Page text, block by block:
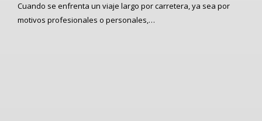
Cuando se enfrenta un viaje largo por carretera, ya sea por
motivos profesionales o personales,…